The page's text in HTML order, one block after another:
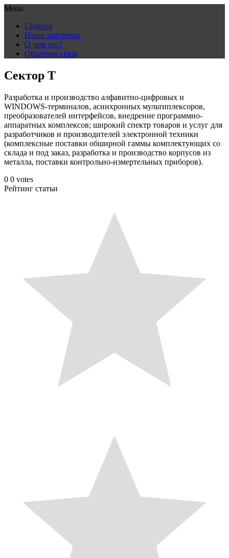
Menu
content
Главная
Наши партнеры
О чем это?
Обратная связь
Сектор Т
Разработка и производство алфавитно-цифровых и
WINDOWS-терминалов, асинхронных мультиплексоров,
преобразователей интерфейсов, внедрение программно-
аппаратных комплексов; широкий спектр товаров и услуг для
разработчиков и производителей электронной техники
(комплексные поставки обширной гаммы комплектующих со
склада и под заказ, разработка и производство корпусов из
металла, поставки контрольно-измертельных приборов).
0 0 votes
Рейтинг статьи